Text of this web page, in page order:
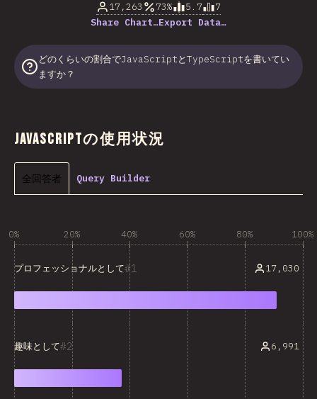
17,263 73% 5.7
7
Share Chart…Export Data…
どのくらいの割合でJavaScriptとTypeScriptを書いてい
ますか？
JavaScriptの使用状況
全回答者 Query Builder
0% 20% 40% 60% 80% 100%
1
プロフェッショナルとして 17,030
2
趣味として 6,991